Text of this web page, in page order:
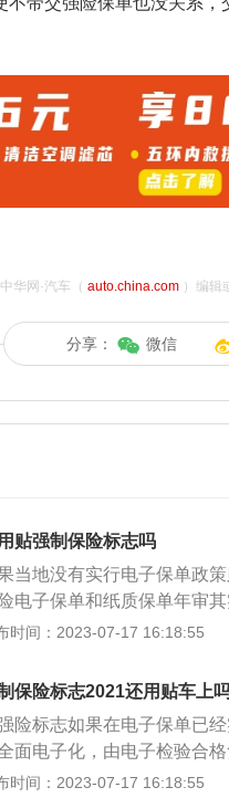
华网·汽车（ auto.china.com）编辑
分享： 微信
贴强制保险标志吗
当地没有实行电子保单政
电子保单和纸质保单年审
接进行年审，工作人员可
人员即可发放年检合格的
和国机动车交通事故责任强
险标志的，公安机关交通
者补办相应手续，可以处
志或者补办相应手续的，
时间：2023-07-17 16:18:55
保险标志2021还用贴车上
险标志如果在电子保单已
面电子化，由电子检验合
验标志的使用方法：如果
时间：2023-07-17 16:18:55